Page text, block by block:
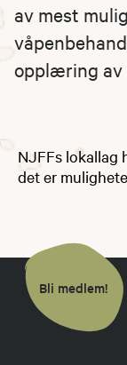
av mest
opplæring av
NJFFs lokallag
det er
Bli medlem!